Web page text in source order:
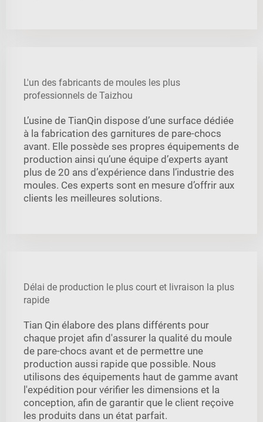
L'un des fabricants de moules les plus
professionnels de Taizhou
L’usine de TianQin dispose d’une surface dédiée
à la fabrication des garnitures de pare-chocs
avant. Elle possède ses propres équipements de
production ainsi qu’une équipe d’experts ayant
plus de 20 ans d’expérience dans l’industrie des
moules. Ces experts sont en mesure d’offrir aux
clients les meilleures solutions.
Délai de production le plus court et livraison la plus
rapide
Tian Qin élabore des plans différents pour
chaque projet afin d'assurer la qualité du moule
de pare-chocs avant et de permettre une
production aussi rapide que possible. Nous
utilisons des équipements haut de gamme avant
l'expédition pour vérifier les dimensions et la
conception, afin de garantir que le client reçoive
les produits dans un état parfait.